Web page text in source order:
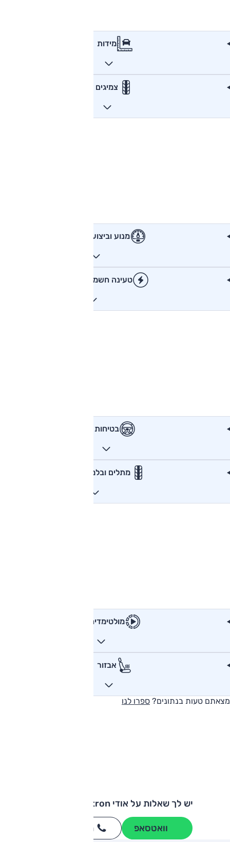
מידות
צמיגים
מנוע וביצועים
טעינה חשמלית
בטיחות
מתלים ובלמים
מולטימדיה
אבזור
מצאתם טעות בנתונים? ספרו לנו
יש לך שאלות על אודי e-tron ספורטבק?
וואטסאפ חייגו